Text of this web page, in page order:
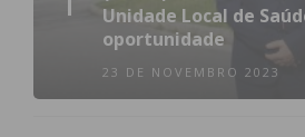
Unidade Local de
oportunidade
23 DE NOVEMBRO 2023